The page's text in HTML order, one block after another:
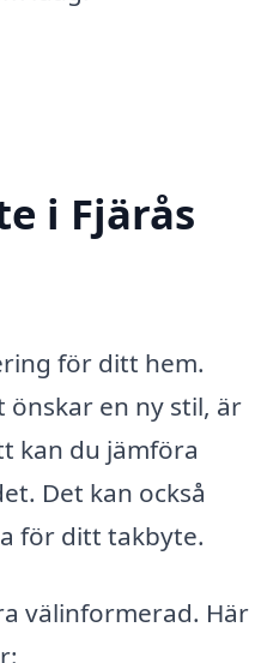
i Fjärås
för ditt hem.
en ny stil, är
kan du jämföra
Det kan också
för ditt takbyte.
välinformerad. Här